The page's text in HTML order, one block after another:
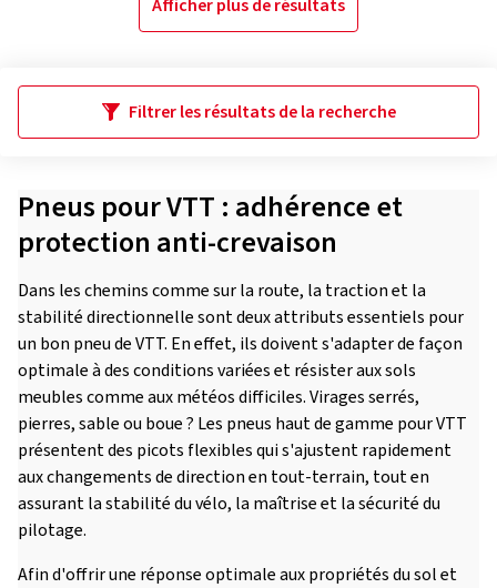
Afficher plus de résultats
Filtrer les résultats de la recherche
Pneus pour VTT : adhérence et
protection anti-crevaison
Dans les chemins comme sur la route, la traction et la
stabilité directionnelle sont deux attributs essentiels pour
un bon pneu de VTT. En effet, ils doivent s'adapter de façon
optimale à des conditions variées et résister aux sols
meubles comme aux météos difficiles. Virages serrés,
pierres, sable ou boue ? Les pneus haut de gamme pour VTT
présentent des picots flexibles qui s'ajustent rapidement
aux changements de direction en tout-terrain, tout en
assurant la stabilité du vélo, la maîtrise et la sécurité du
pilotage.
Afin d'offrir une réponse optimale aux propriétés du sol et